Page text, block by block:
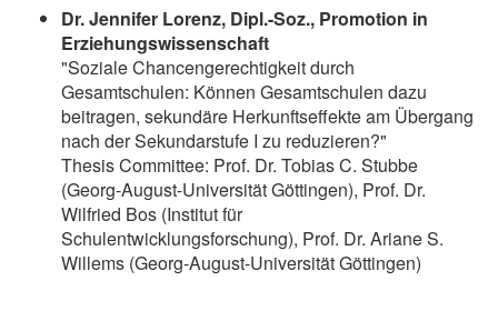
Dr. Jennifer Lorenz, Dipl.-Soz., Promotion in
Erziehungswissenschaft
"Soziale Chancengerechtigkeit durch
Gesamtschulen: Können Gesamtschulen dazu
beitragen, sekundäre Herkunftseffekte am Übergang
nach der Sekundarstufe I zu reduzieren?"
Thesis Committee: Prof. Dr. Tobias C. Stubbe
(Georg-August-Universität Göttingen), Prof. Dr.
Wilfried Bos (Institut für
Schulentwicklungsforschung), Prof. Dr. Ariane S.
Willems (Georg-August-Universität Göttingen)